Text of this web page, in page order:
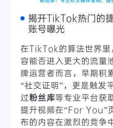
揭开TikTok热门的
账号曝光
在TikTok的算法世界里
容能否进入更大的流量
牌运营者而言，早期积
“社交证明”，更是触发
过粉丝库等专业平台获
提升视频在“For You”
布的内容在激烈的竞争